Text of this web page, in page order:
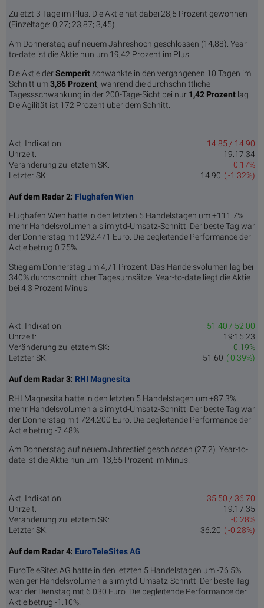
Zuletzt 3 Tage im Plus. Die Aktie hat dabei 28,5 Prozent gewonnen
(Einzeltage: 0,27; 23,87; 3,45).
Am Donnerstag auf neuem Jahreshoch geschlossen (14,88). Year-
to-date ist die Aktie nun um 19,42 Prozent im Plus.
Die Aktie derSemperit schwankte in den vergangenen 10 Tagen im
Schnitt um3,86 Pro­zent, während die durchschnittliche
Tagessschwankung in der 200-Tage-Sicht bei nur 1,42 Prozent lag.
Die Agilität ist 172 Prozent über dem Schnitt.
Akt. Indikation:
14.85 / 14.90
Uhrzeit:
19:17:34
Veränderung zu letztem SK:
-0.17%
Letzter SK:
( -1.32%)
14.90
Auf dem Radar 2: Flughafen Wien
Flughafen Wien hatte in den letzten 5 Handelstagen um +111.7%
mehr Handelsvolumen als im ytd-Umsatz-Schnitt. Der beste Tag war
der Donnerstag mit 292.471 Euro. Die begleitende Performance der
Aktie betrug 0.75%.
Stieg am Donnerstag um 4,71 Prozent. Das Handelsvolumen lag bei
340% durchschnittlicher Tagesumsätze. Year-to-date liegt die Aktie
bei 4,3 Prozent Minus.
Akt. Indikation:
51.40 / 52.00
Uhrzeit:
19:15:23
Veränderung zu letztem SK:
0.19%
Letzter SK:
( 0.39%)
51.60
Auf dem Radar 3: RHI Magnesita
RHI Magnesita hatte in den letzten 5 Handelstagen um +87.3%
mehr Handelsvolumen als im ytd-Umsatz-Schnitt. Der beste Tag war
der Donnerstag mit 724.200 Euro. Die begleitende Performance der
Aktie betrug -7.48%.
Am Donnerstag auf neuem Jahrestief geschlossen (27,2). Year-to-
date ist die Aktie nun um -13,65 Prozent im Minus.
Akt. Indikation:
35.50 / 36.70
Uhrzeit:
19:17:35
Veränderung zu letztem SK:
-0.28%
Letzter SK:
( -0.28%)
36.20
Auf dem Radar 4: EuroTeleSites AG
EuroTeleSites AG hatte in den letzten 5 Handelstagen um -76.5%
weniger Handelsvolumen als im ytd-Umsatz-Schnitt. Der beste Tag
war der Dienstag mit 6.030 Euro. Die begleitende Performance der
Aktie betrug -1.10%.